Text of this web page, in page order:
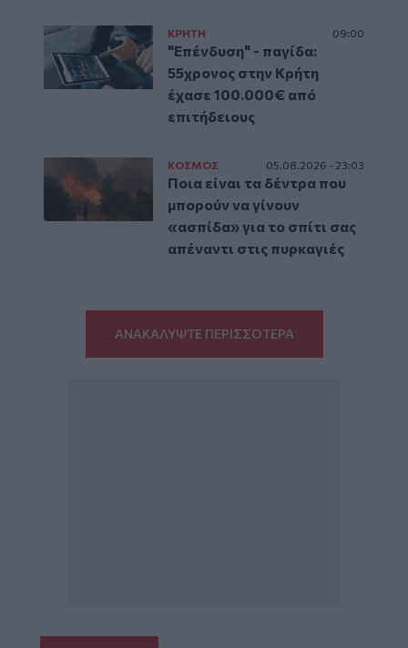
ΚΡΗΤΗ 09:00
"Επένδυση" - παγίδα:
55χρονος στην Κρήτη
έχασε 100.000€ από
επιτήδειους
ΚΟΣΜΟΣ 05.08.2026 - 23:03
Ποια είναι τα δέντρα που
μπορούν να γίνουν
«ασπίδα» για το σπίτι σας
απέναντι στις πυρκαγιές
ΑΝΑΚΑΛΥΨΤΕ ΠΕΡΙΣΣΟΤΕΡΑ